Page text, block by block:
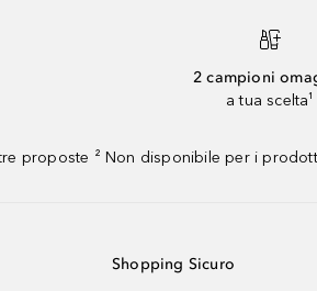
2 campioni
a tua scelta¹
proposte ² Non disponibile per i
Shopping Sicuro